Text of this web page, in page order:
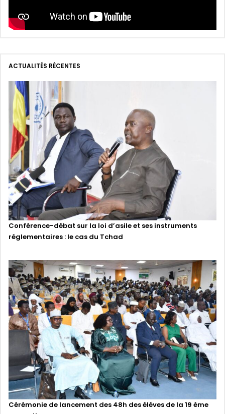
ACTUALITÉS RÉCENTES
Conférence-débat sur la loi d’asile et ses instruments
réglementaires : le cas du Tchad
Cérémonie de lancement des 48h des éléves de la 19 ème